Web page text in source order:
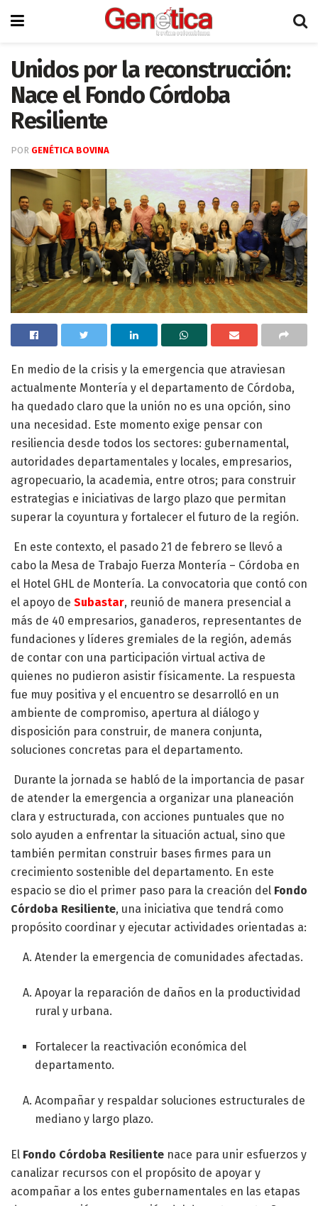
Unidos por la reconstrucción:
Nace el Fondo Córdoba
Resiliente
POR GENÉTICA BOVINA
En medio de la crisis y la emergencia que atraviesan
actualmente Montería y el departamento de Córdoba,
ha quedado claro que la unión no es una opción, sino
una necesidad. Este momento exige pensar con
resiliencia desde todos los sectores: gubernamental,
autoridades departamentales y locales, empresarios,
agropecuario, la academia, entre otros; para construir
estrategias e iniciativas de largo plazo que permitan
superar la coyuntura y fortalecer el futuro de la región.
En este contexto, el pasado 21 de febrero se llevó a
cabo la Mesa de Trabajo Fuerza Montería – Córdoba en
el Hotel GHL de Montería. La convocatoria que contó con
el apoyo de Subastar, reunió de manera presencial a
más de 40 empresarios, ganaderos, representantes de
fundaciones y líderes gremiales de la región, además
de contar con una participación virtual activa de
quienes no pudieron asistir físicamente. La respuesta
fue muy positiva y el encuentro se desarrolló en un
ambiente de compromiso, apertura al diálogo y
disposición para construir, de manera conjunta,
soluciones concretas para el departamento.
Durante la jornada se habló de la importancia de pasar
de atender la emergencia a organizar una planeación
clara y estructurada, con acciones puntuales que no
solo ayuden a enfrentar la situación actual, sino que
también permitan construir bases firmes para un
crecimiento sostenible del departamento. En este
espacio se dio el primer paso para la creación del Fondo
Córdoba Resiliente, una iniciativa que tendrá como
propósito coordinar y ejecutar actividades orientadas a:
Atender la emergencia de comunidades afectadas.
Apoyar la reparación de daños en la productividad
rural y urbana.
Fortalecer la reactivación económica del
departamento.
Acompañar y respaldar soluciones estructurales de
mediano y largo plazo.
El Fondo Córdoba Resiliente nace para unir esfuerzos y
canalizar recursos con el propósito de apoyar y
acompañar a los entes gubernamentales en las etapas